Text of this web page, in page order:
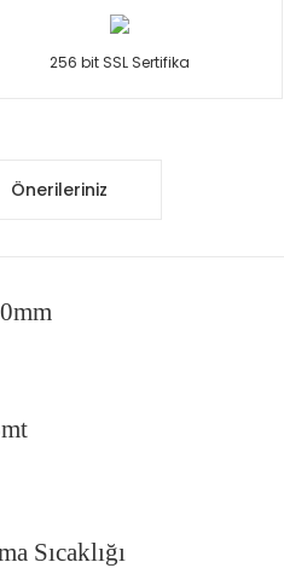
256 bit SSL Sertifika
Önerileriniz
Sıcaklığı